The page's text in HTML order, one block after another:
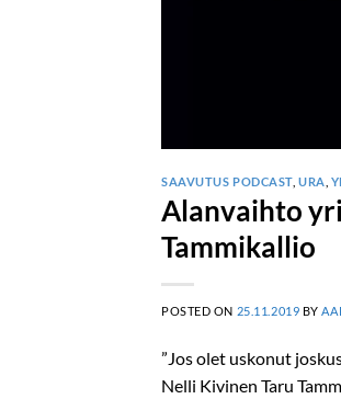
SAAVUTUS PODCAST,URA
Alanvaihto
Tammikallio
POSTED ON 25.11.2019 BY
”Jos olet uskonut
Nelli Kivinen Taru